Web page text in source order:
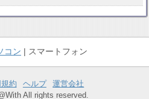
コン スマートフォン
約 ヘルプ
運営会社
All rights reserved.